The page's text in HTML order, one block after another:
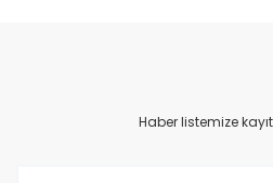
Haber listemize